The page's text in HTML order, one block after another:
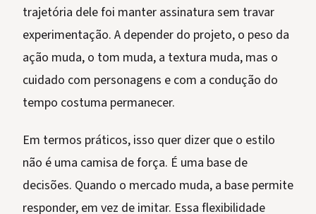
trajetória dele foi manter assinatura sem travar
experimentação. A depender do projeto, o peso da
ação muda, o tom muda, a textura muda, mas o
cuidado com personagens e com a condução do
tempo costuma permanecer.
Em termos práticos, isso quer dizer que o estilo
não é uma camisa de força. É uma base de
decisões. Quando o mercado muda, a base permite
responder, em vez de imitar. Essa flexibilidade